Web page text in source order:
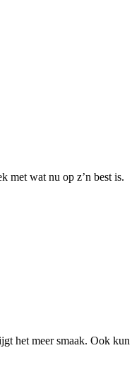
met wat nu op z’n best is.
het meer smaak. Ook